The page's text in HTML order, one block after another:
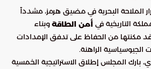
الملاحة البحرية في مضيق هرمز، مشدداً
التاريخية في أمن الطاقة وبناء
مكنتها من الحفاظ على تدفق الإمدادات
الجيوسياسية الراهنة.
بارك المجلس إطلاق الاستراتيجية الخمسية